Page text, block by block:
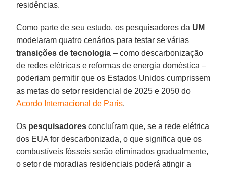
residências.
Como parte de seu estudo, os pesquisadores da UM
modelaram quatro cenários para testar se várias
transições de tecnologia – como descarbonização
de redes elétricas e reformas de energia doméstica –
poderiam permitir que os Estados Unidos cumprissem
as metas do setor residencial de 2025 e 2050 do
Acordo Internacional de Paris.
Os pesquisadores concluíram que, se a rede elétrica
dos EUA for descarbonizada, o que significa que os
combustíveis fósseis serão eliminados gradualmente,
o setor de moradias residenciais poderá atingir a